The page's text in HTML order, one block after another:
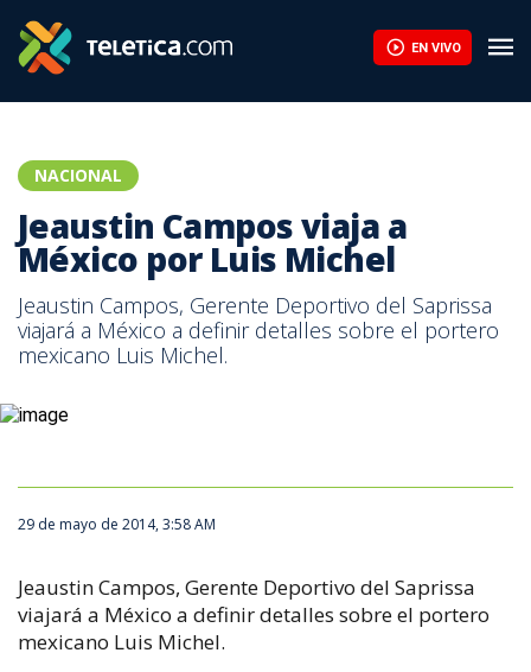
EN VIVO
NACIONAL
Jeaustin Campos viaja a
México por Luis Michel
Jeaustin Campos, Gerente Deportivo del Saprissa
viajará a México a definir detalles sobre el portero
mexicano Luis Michel.
29 de mayo de 2014, 3:58 AM
Jeaustin Campos, Gerente Deportivo del Saprissa
viajará a México a definir detalles sobre el portero
mexicano Luis Michel.